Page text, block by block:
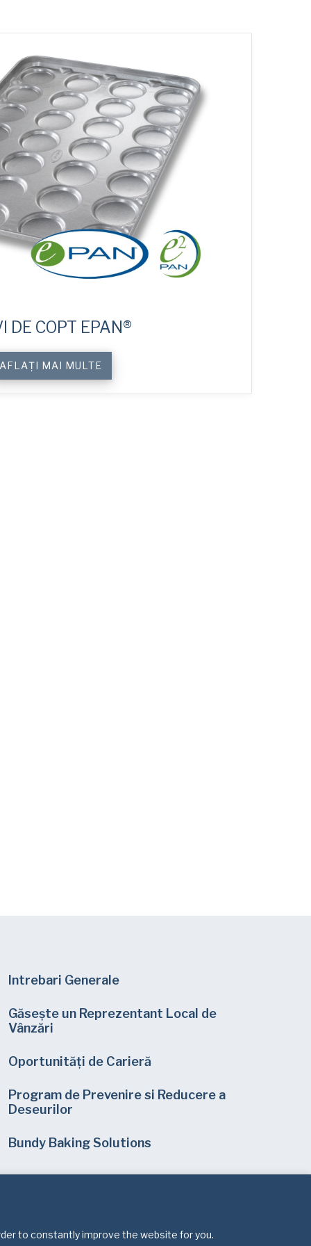
DE COPT EPAN®
AFLAȚI MAI MULTE
Intrebari Generale
Găsește un Reprezentant Local de
Vânzări
Oportunități de Carieră
Program de Prevenire si Reducere a
Deseurilor
Bundy Baking Solutions
to constantly improve the website for you.